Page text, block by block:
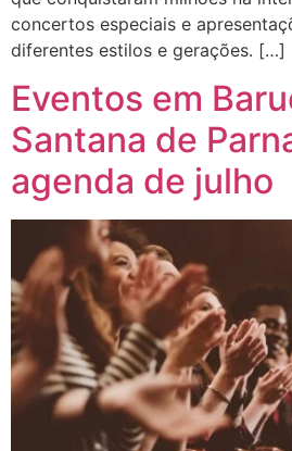
concertos especiais e
diferentes estilos e gerações. […]
Eventos em
Santana de
agenda de julho